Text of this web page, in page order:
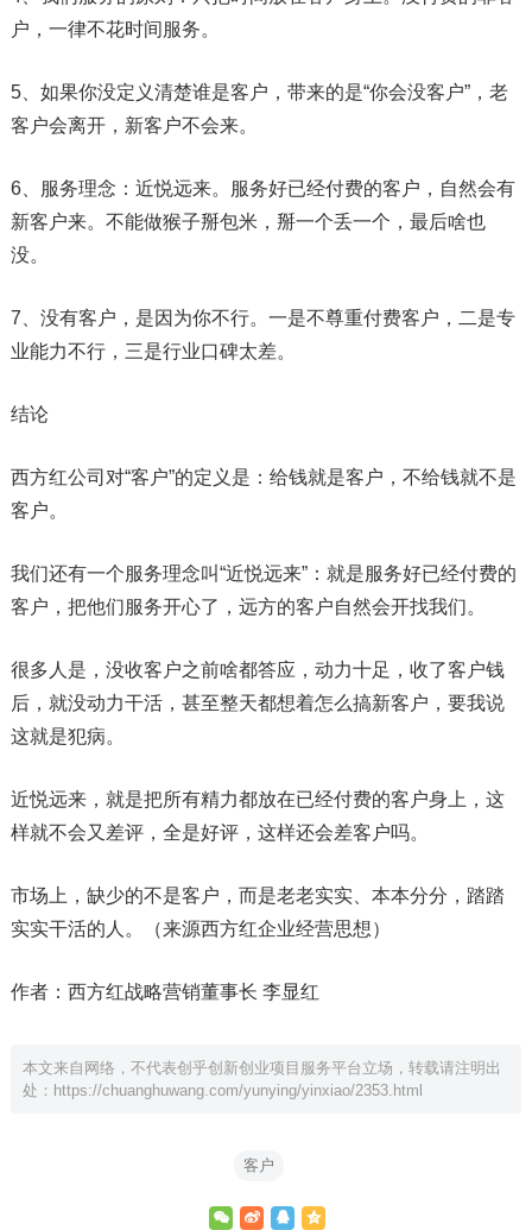
户，一律不花时间服务。
5、如果你没定义清楚谁是客户，带来的是“你会没客户”，老
客户会离开，新客户不会来。
6、服务理念：近悦远来。服务好已经付费的客户，自然会有
新客户来。不能做猴子掰包米，掰一个丢一个，最后啥也
没。
7、没有客户，是因为你不行。一是不尊重付费客户，二是专
业能力不行，三是行业口碑太差。
结论
西方红公司对“客户”的定义是：给钱就是客户，不给钱就不是
客户。
我们还有一个服务理念叫“近悦远来”：就是服务好已经付费的
客户，把他们服务开心了，远方的客户自然会开找我们。
很多人是，没收客户之前啥都答应，动力十足，收了客户钱
后，就没动力干活，甚至整天都想着怎么搞新客户，要我说
这就是犯病。
近悦远来，就是把所有精力都放在已经付费的客户身上，这
样就不会又差评，全是好评，这样还会差客户吗。
市场上，缺少的不是客户，而是老老实实、本本分分，踏踏
实实干活的人。（来源西方红企业经营思想）
作者：西方红战略营销董事长 李显红
本文来自网络，不代表创乎创新创业项目服务平台立场，转载请注明出
处： https://chuanghuwang.com/yunying/yinxiao/2353.html
客户